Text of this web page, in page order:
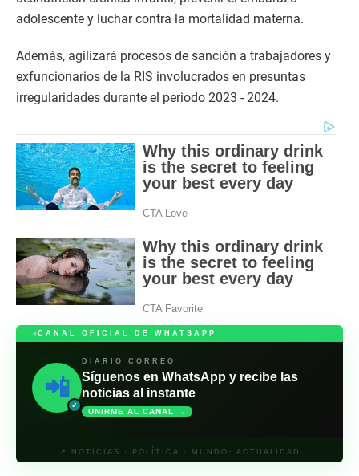
adolescente y luchar contra la mortalidad materna.
Además, agilizará procesos de sanción a trabajadores y
exfuncionarios de la RIS involucrados en presuntas
irregularidades durante el periodo 2023 - 2024.
CANAL OFICIAL DE WHATSAPP
📲
✓
DIARIO CORREO
Síguenos en WhatsApp y recibe las
noticias al instante
UNIRME AL CANAL →
📍 NOTICIAS · POLÍTICA · MUNDO· ACTUALIDAD